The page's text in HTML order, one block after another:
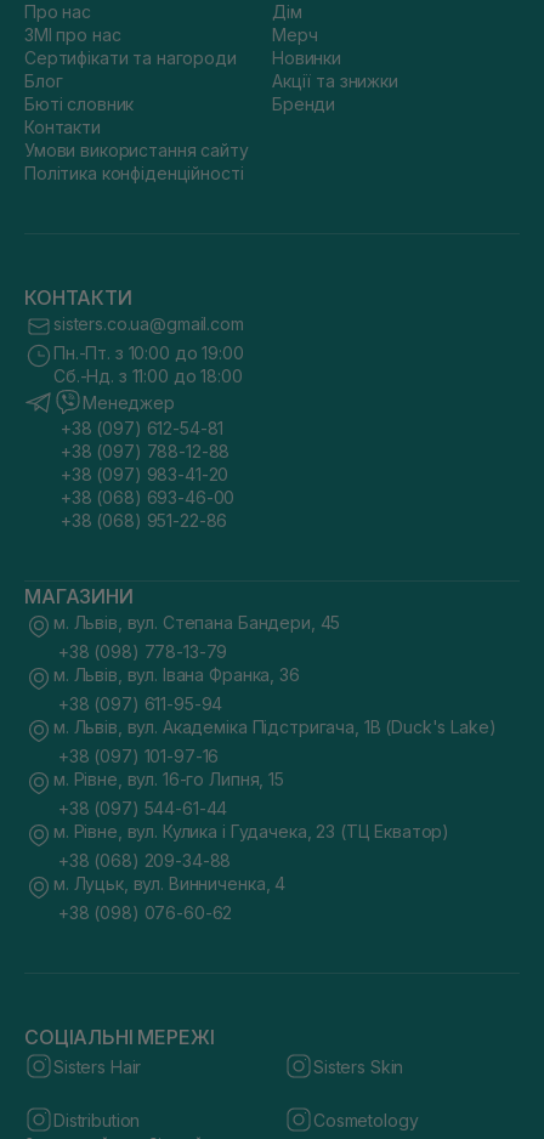
Про нас
ЗМІ про нас
Сертифікати та нагороди
Блог
Бюті словник
Контакти
Умови використання сайту
Політика конфіденційності
Дім
Мерч
Новинки
Акції та знижки
Бренди
КОНТАКТИ
sisters.co.ua@gmail.com
Пн.-Пт. з 10:00 до 19:00
Сб.-Нд. з 11:00 до 18:00
Менеджер
+38 (097) 612-54-81
+38 (097) 788-12-88
+38 (097) 983-41-20
+38 (068) 693-46-00
+38 (068) 951-22-86
МАГАЗИНИ
м. Львів, вул. Степана Бандери, 45
+38 (098) 778-13-79
м. Львів, вул. Івана Франка, 36
+38 (097) 611-95-94
м. Львів, вул. Академіка Підстригача, 1В (Duck's Lake)
+38 (097) 101-97-16
м. Рівне, вул. 16-го Липня, 15
+38 (097) 544-61-44
м. Рівне, вул. Кулика і Гудачека, 23 (ТЦ Екватор)
+38 (068) 209-34-88
м. Луцьк, вул. Винниченка, 4
+38 (098) 076-60-62
СОЦІАЛЬНІ МЕРЕЖІ
Sisters Hair Sisters Skin
Distribution Cosmetology